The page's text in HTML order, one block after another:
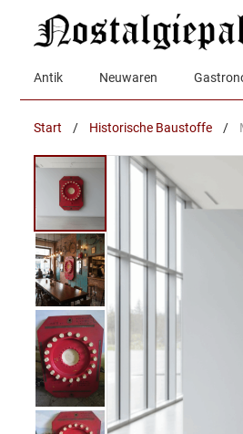
Antik Neuwaren
Start / Historische Baustoffe /